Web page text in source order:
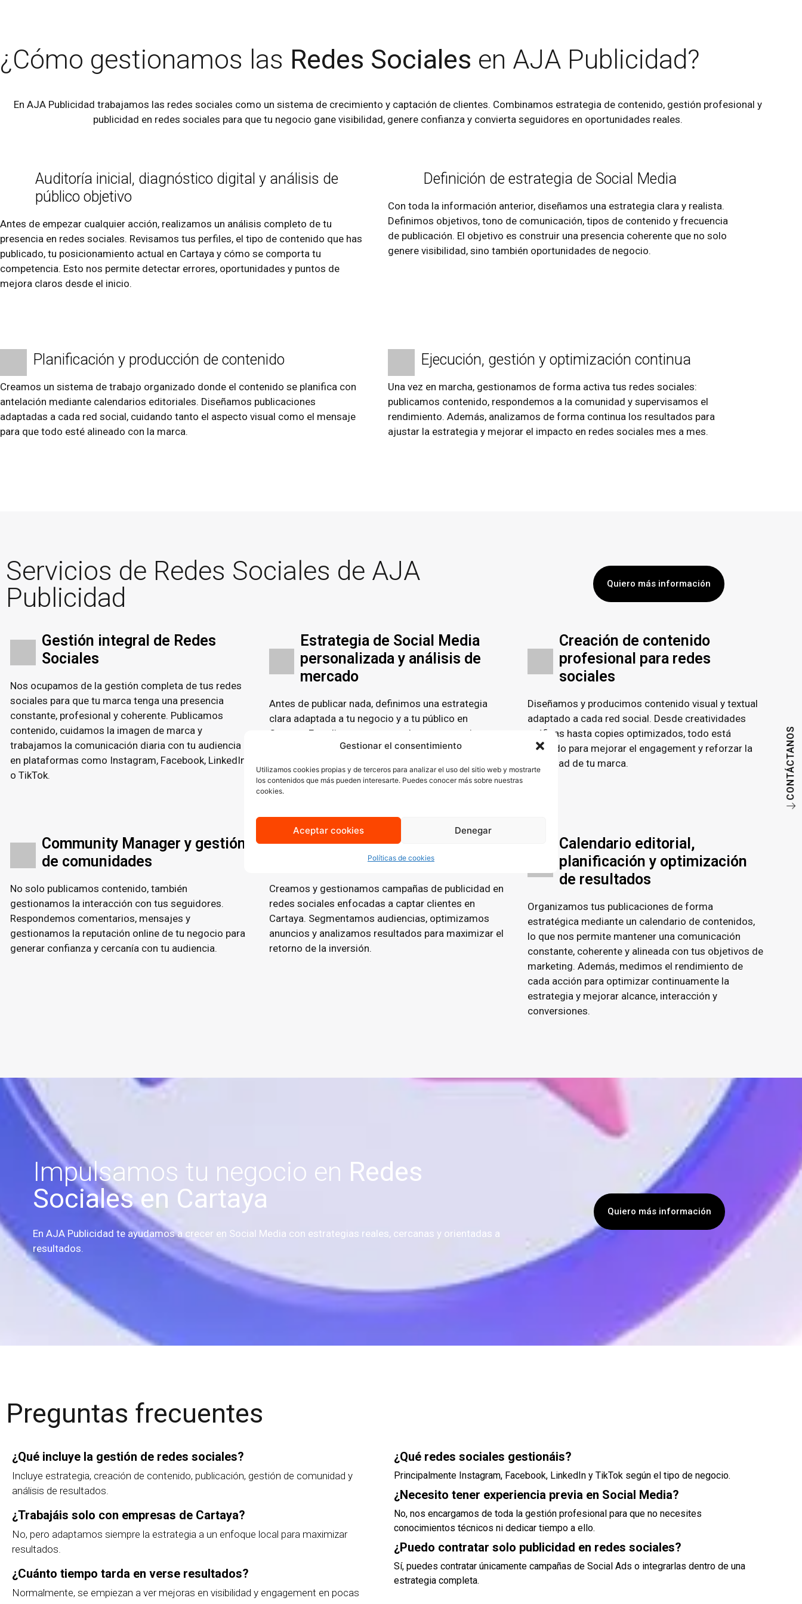
Gestionar el consentimiento
Utilizamos cookies propias y de terceros para analizar el uso del sitio web y mostrarte
los contenidos que más pueden interesarte. Puedes conocer más sobre nuestras
cookies.
Aceptar cookies Denegar
Políticas de cookies
CONTÁCTANOS
¿Cómo gestionamos las Redes Sociales en AJA Publicidad?
En AJA Publicidad trabajamos las redes sociales como un sistema de crecimiento y captación de clientes. Combinamos estrategia de contenido, gestión profesional y
publicidad en redes sociales para que tu negocio gane visibilidad, genere confianza y convierta seguidores en oportunidades reales.
Auditoría inicial, diagnóstico digital y análisis de
público objetivo
Antes de empezar cualquier acción, realizamos un análisis completo de tu
presencia en redes sociales. Revisamos tus perfiles, el tipo de contenido que has
publicado, tu posicionamiento actual en Cartaya y cómo se comporta tu
competencia. Esto nos permite detectar errores, oportunidades y puntos de
mejora claros desde el inicio.
Definición de estrategia de Social Media
Con toda la información anterior, diseñamos una estrategia clara y realista.
Definimos objetivos, tono de comunicación, tipos de contenido y frecuencia
de publicación. El objetivo es construir una presencia coherente que no solo
genere visibilidad, sino también oportunidades de negocio.
Planificación y producción de contenido
Creamos un sistema de trabajo organizado donde el contenido se planifica con
antelación mediante calendarios editoriales. Diseñamos publicaciones
adaptadas a cada red social, cuidando tanto el aspecto visual como el mensaje
para que todo esté alineado con la marca.
Ejecución, gestión y optimización continua
Una vez en marcha, gestionamos de forma activa tus redes sociales:
publicamos contenido, respondemos a la comunidad y supervisamos el
rendimiento. Además, analizamos de forma continua los resultados para
ajustar la estrategia y mejorar el impacto en redes sociales mes a mes.
Servicios de Redes Sociales de AJA
Publicidad
Quiero más información
Gestión integral de Redes
Sociales
Nos ocupamos de la gestión completa de tus redes
sociales para que tu marca tenga una presencia
constante, profesional y coherente. Publicamos
contenido, cuidamos la imagen de marca y
trabajamos la comunicación diaria con tu audiencia
en plataformas como Instagram, Facebook, LinkedIn
o TikTok.
Estrategia de Social Media
personalizada y análisis de
mercado
Antes de publicar nada, definimos una estrategia
clara adaptada a tu negocio y a tu público en
Cartaya.
Estudiamos tu sector, la competencia, tu
posicionamiento actual y a tu cliente ideal para
adaptado a lo que realmente funciona en tu
mercado.
Creación de contenido
profesional para redes
sociales
Diseñamos y producimos contenido visual y textual
adaptado a cada red social. Desde creatividades
gráficas hasta copies optimizados, todo está
pensado para mejorar el engagement y reforzar la
identidad de tu marca.
Community Manager y gestión
de comunidades
No solo publicamos contenido, también
gestionamos la interacción con tus seguidores.
Respondemos comentarios, mensajes y
gestionamos la reputación online de tu negocio para
generar confianza y cercanía con tu audiencia.
Publicidad en Redes Sociales
(Social Ads)
Creamos y gestionamos campañas de publicidad en
redes sociales enfocadas a captar clientes en
Cartaya. Segmentamos audiencias, optimizamos
anuncios y analizamos resultados para maximizar el
retorno de la inversión.
Calendario editorial,
planificación y optimización
de resultados
Organizamos tus publicaciones de forma
estratégica mediante un calendario de contenidos,
lo que nos permite mantener una comunicación
constante, coherente y alineada con tus objetivos de
marketing. Además, medimos el rendimiento de
cada acción para optimizar continuamente la
estrategia y mejorar alcance, interacción y
conversiones.
Impulsamos tu negocio en Redes
Sociales en Cartaya
En AJA Publicidad te ayudamos a crecer en Social Media con estrategias reales, cercanas y orientadas a
resultados.
Quiero más información
Preguntas frecuentes
¿Qué incluye la gestión de redes sociales?
Incluye estrategia, creación de contenido, publicación, gestión de comunidad y
análisis de resultados.
¿Trabajáis solo con empresas de Cartaya?
No, pero adaptamos siempre la estrategia a un enfoque local para maximizar
resultados.
¿Cuánto tiempo tarda en verse resultados?
Normalmente, se empiezan a ver mejoras en visibilidad y engagement en pocas
¿Qué redes sociales gestionáis?
Principalmente Instagram, Facebook, LinkedIn y TikTok según el tipo de negocio.
¿Necesito tener experiencia previa en Social Media?
No, nos encargamos de toda la gestión profesional para que no necesites
conocimientos técnicos ni dedicar tiempo a ello.
¿Puedo contratar solo publicidad en redes sociales?
Sí, puedes contratar únicamente campañas de Social Ads o integrarlas dentro de una
estrategia completa.